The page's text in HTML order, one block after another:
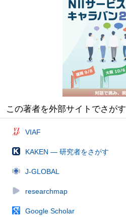
この著者を外部サイトでさがす
VIAF
KAKEN — 研究者をさがす
J-GLOBAL
researchmap
Google Scholar